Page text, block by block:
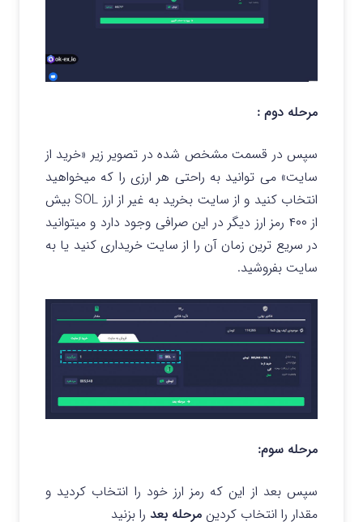
مرحله دوم :
سپس در قسمت مشخص شده در تصویر زیر «خرید از
سایت» می توانید به راحتی هر ارزی را که میخواهید
انتخاب کنید و از سایت بخرید به غیر از ارز SOL بیش
از ۴۰۰ رمز ارز دیگر در این صرافی وجود دارد و میتوانید
در سریع ترین زمان آن را از سایت خریداری کنید یا به
سایت بفروشید.
مرحله سوم:
سپس بعد از این که رمز ارز خود را انتخاب کردید و
مقدار را انتخاب کردین مرحله بعد را بزنید